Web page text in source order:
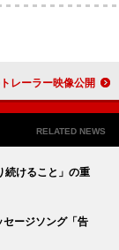
Are You Ready？】Blu-rayのトレーラー映像公開
RELATED NEWS
続けること」の重
ージソング「告